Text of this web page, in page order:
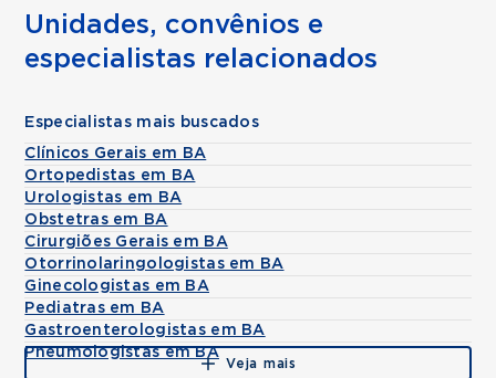
Unidades, convênios e
especialistas relacionados
Especialistas mais buscados
Clínicos Gerais em BA
Ortopedistas em BA
Urologistas em BA
Obstetras em BA
Cirurgiões Gerais em BA
Otorrinolaringologistas em BA
Ginecologistas em BA
Pediatras em BA
Gastroenterologistas em BA
Pneumologistas em BA
Veja mais